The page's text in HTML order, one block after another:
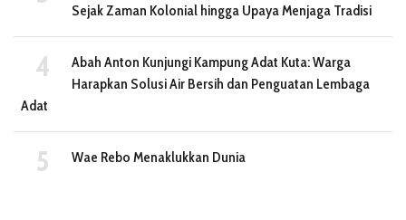
Sejak Zaman Kolonial hingga Upaya Menjaga Tradisi
Abah Anton Kunjungi Kampung Adat Kuta: Warga
Harapkan Solusi Air Bersih dan Penguatan Lembaga
Adat
Wae Rebo Menaklukkan Dunia